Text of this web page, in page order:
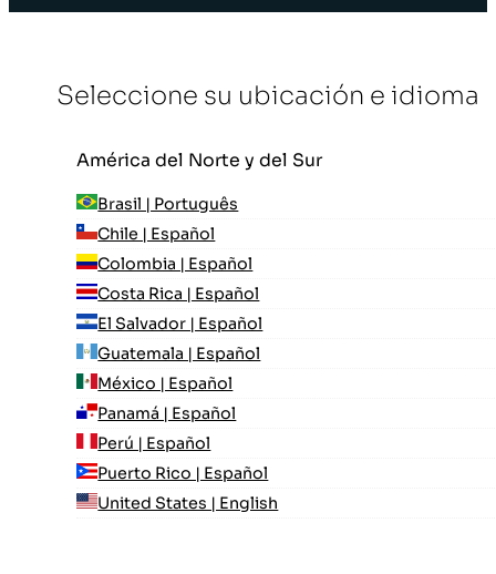
Seleccione su ubicación e idioma
América del Norte y del Sur
Brasil | Português
Chile | Español
Colombia | Español
Costa Rica | Español
El Salvador | Español
Guatemala | Español
México | Español
Panamá | Español
Perú | Español
Puerto Rico | Español
United States | English